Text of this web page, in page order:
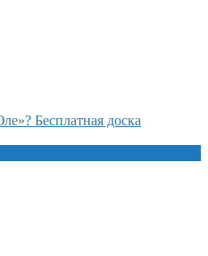
Бесплатная доска